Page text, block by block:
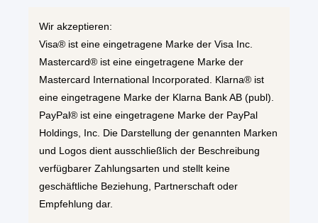
Wir akzeptieren:
Visa® ist eine eingetragene Marke der Visa Inc.
Mastercard® ist eine eingetragene Marke der
Mastercard International Incorporated. Klarna® ist
eine eingetragene Marke der Klarna Bank AB (publ).
PayPal® ist eine eingetragene Marke der PayPal
Holdings, Inc. Die Darstellung der genannten Marken
und Logos dient ausschließlich der Beschreibung
verfügbarer Zahlungsarten und stellt keine
geschäftliche Beziehung, Partnerschaft oder
Empfehlung dar.